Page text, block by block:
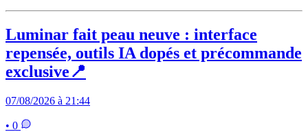
Luminar fait peau neuve : interface
repensée, outils IA dopés et précommande
exclusive📍
07/08/2026 à 21:44
• 0